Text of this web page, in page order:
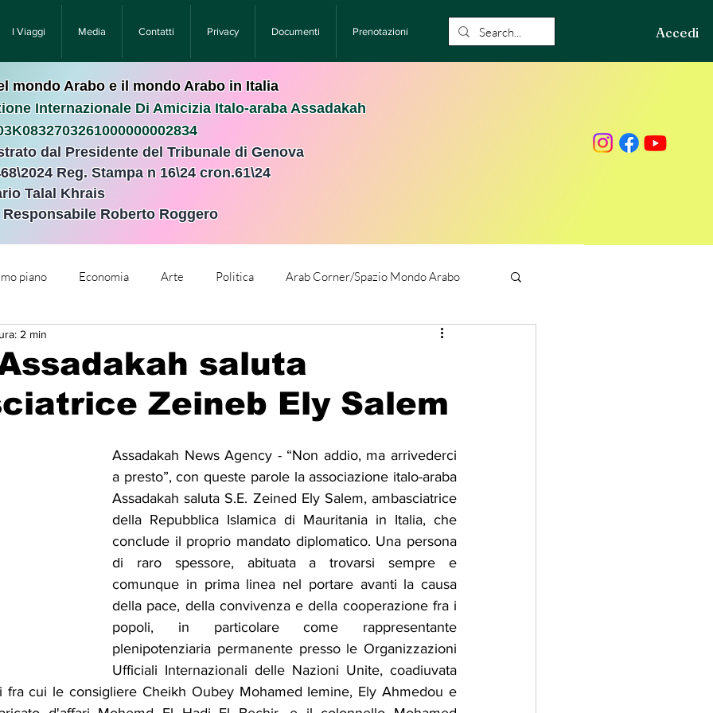
I Viaggi Media Contatti Privacy Documenti Prenotazioni Accedi
mondo Arabo e il mondo Arabo in Italia
Internazionale Di Amicizia Italo-araba Assadakah
dal Presidente del Tribunale di Genova
Reg. Stampa n 16\24 cron.61\24
Talal Khrais
Roberto Roggero
piano Economia Arte Politica Arab Corner/Spazio Mondo Arabo
Comunicati Stampa
Solidarietà Archeologia Musica Cinema Tradizioni Storia
Società
saluta
Zeineb Ely Salem
2 min
Assadakah News Agency - “Non addio, ma arrivederci
a presto”, con queste parole la associazione italo-araba
Assadakah saluta S.E. Zeined Ely Salem, ambasciatrice
della Repubblica Islamica di Mauritania in Italia, che
conclude il proprio mandato diplomatico. Una persona
di raro spessore, abituata a trovarsi sempre e
comunque in prima linea nel portare avanti la causa
della pace, della convivenza e della cooperazione fra i
popoli, in particolare come rappresentante
plenipotenziaria permanente presso le Organizzazioni
Ufficiali Internazionali delle Nazioni Unite, coadiuvata
fra cui le consigliere Cheikh Oubey Mohamed Iemine, Ely Ahmedou e